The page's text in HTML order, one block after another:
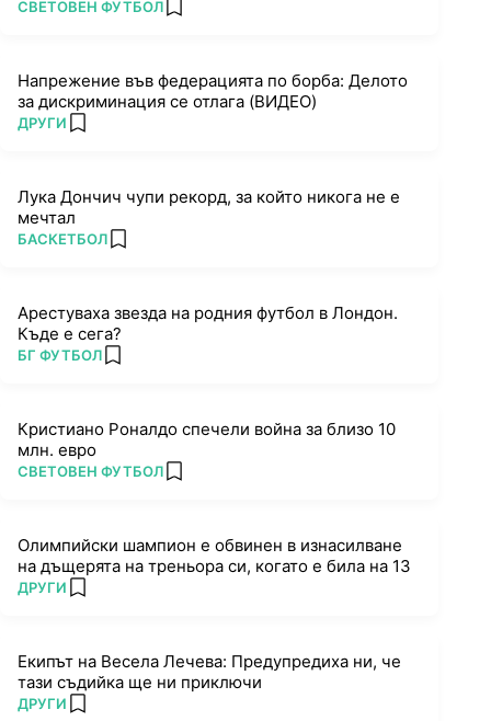
ПОВЕЧЕ ОТ
СВЕТОВЕН ФУТБОЛ add favorites
Напрежение във федерацията по борба: Делото
за дискриминация се отлага (ВИДЕО)
ПОВЕЧЕ ОТ
ДРУГИ add favorites
Лука Дончич чупи рекорд, за който никога не е
мечтал
ПОВЕЧЕ ОТ
БАСКЕТБОЛ add favorites
Арестуваха звезда на родния футбол в Лондон.
Къде е сега?
ПОВЕЧЕ ОТ
БГ ФУТБОЛ add favorites
Кристиано Роналдо спечели война за близо 10
млн. евро
ПОВЕЧЕ ОТ
СВЕТОВЕН ФУТБОЛ add favorites
Олимпийски шампион е обвинен в изнасилване
на дъщерята на треньора си, когато е била на 13
ПОВЕЧЕ ОТ
ДРУГИ add favorites
Екипът на Весела Лечева: Предупредиха ни, че
тази съдийка ще ни приключи
ПОВЕЧЕ ОТ
ДРУГИ add favorites